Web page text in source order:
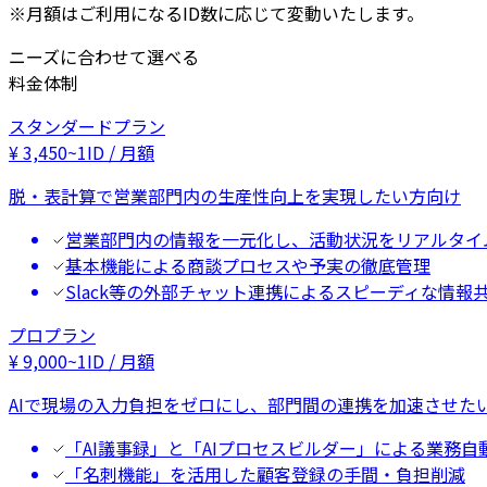
※月額はご利用になるID数に応じて変動いたします。
ニーズに合わせて選べる
料金体制
スタンダードプラン
¥3,450~1ID / 月額
脱・表計算で営業部門内の生産性向上を実現したい方向け
営業部門内の情報を一元化し、活動状況をリアルタ
基本機能による商談プロセスや予実の徹底管理
Slack等の外部チャット連携によるスピーディな情報
プロプラン
¥9,000~1ID / 月額
AIで現場の入力負担をゼロにし、部門間の連携を加速させた
「AI議事録」と「AIプロセスビルダー」による業務自
「名刺機能」を活用した顧客登録の手間・負担削減